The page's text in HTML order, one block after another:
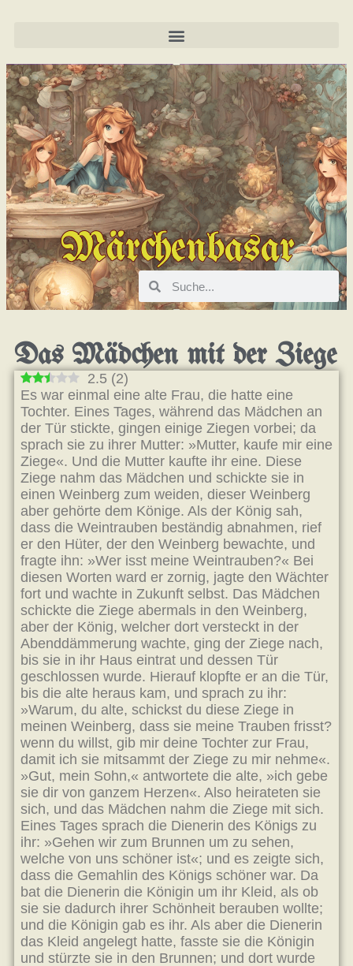
Märchenbasar
Das Mädchen mit der Ziege
2.5 (2)
Es war einmal eine alte Frau, die hatte eine
Tochter. Eines Tages, während das Mädchen an
der Tür stickte, gingen einige Ziegen vorbei; da
sprach sie zu ihrer Mutter: »Mutter, kaufe mir eine
Ziege«. Und die Mutter kaufte ihr eine. Diese
Ziege nahm das Mädchen und schickte sie in
einen Weinberg zum weiden, dieser Weinberg
aber gehörte dem Könige. Als der König sah,
dass die Weintrauben beständig abnahmen, rief
er den Hüter, der den Weinberg bewachte, und
fragte ihn: »Wer isst meine Weintrauben?« Bei
diesen Worten ward er zornig, jagte den Wächter
fort und wachte in Zukunft selbst. Das Mädchen
schickte die Ziege abermals in den Weinberg,
aber der König, welcher dort versteckt in der
Abenddämmerung wachte, ging der Ziege nach,
bis sie in ihr Haus eintrat und dessen Tür
geschlossen wurde. Hierauf klopfte er an die Tür,
bis die alte heraus kam, und sprach zu ihr:
»Warum, du alte, schickst du diese Ziege in
meinen Weinberg, dass sie meine Trauben frisst?
wenn du willst, gib mir deine Tochter zur Frau,
damit ich sie mitsammt der Ziege zu mir nehme«.
»Gut, mein Sohn,« antwortete die alte, »ich gebe
sie dir von ganzem Herzen«. Also heirateten sie
sich, und das Mädchen nahm die Ziege mit sich.
Eines Tages sprach die Dienerin des Königs zu
ihr: »Gehen wir zum Brunnen um zu sehen,
welche von uns schöner ist«; und es zeigte sich,
dass die Gemahlin des Königs schöner war. Da
bat die Dienerin die Königin um ihr Kleid, als ob
sie sie dadurch ihrer Schönheit berauben wollte;
und die Königin gab es ihr. Als aber die Dienerin
das Kleid angelegt hatte, fasste sie die Königin
und stürzte sie in den Brunnen; und dort wurde